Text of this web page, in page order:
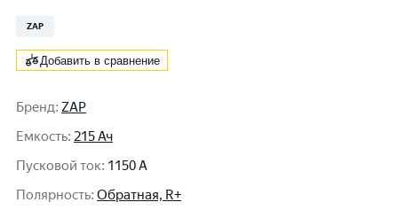
ZAP
Добавить в сравнение
Бренд: ZAP
Емкость: 215 Ач
Пусковой ток: 1150 A
Полярность: Обратная, R+